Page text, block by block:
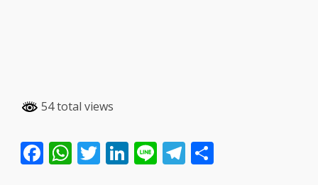
54 total views
Facebook
WhatsApp
Twitter
LinkedIn
LineTelegram